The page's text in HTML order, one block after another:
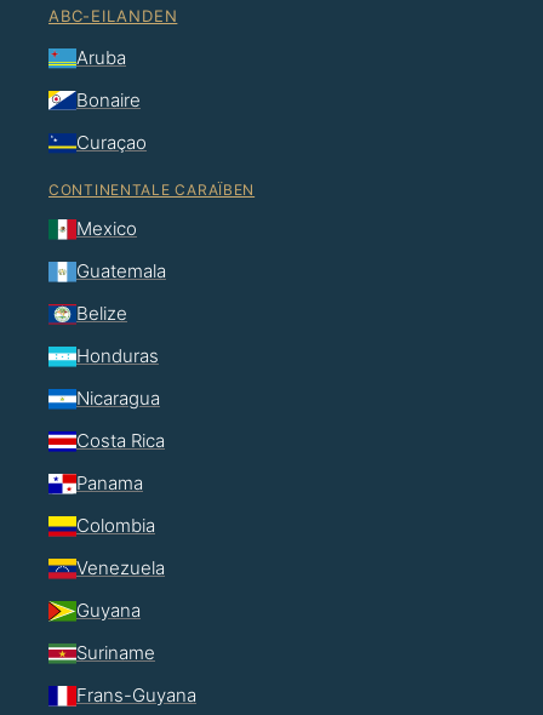
ABC-EILANDEN
Aruba
Bonaire
Curaçao
CONTINENTALE CARAÏBEN
Mexico
Guatemala
Belize
Honduras
Nicaragua
Costa Rica
Panama
Colombia
Venezuela
Guyana
Suriname
Frans-Guyana